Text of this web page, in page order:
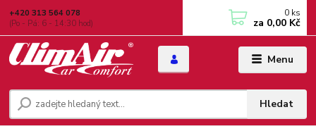
Menu
Hledat
+420 313 564 078
(Po - Pá: 6 - 14:30 hod)
0 ks
za 0,00 Kč